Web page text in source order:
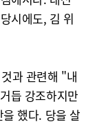
시에도, 김 위
과 관련해 "내
듭 강조하지만
했다. 당을 살